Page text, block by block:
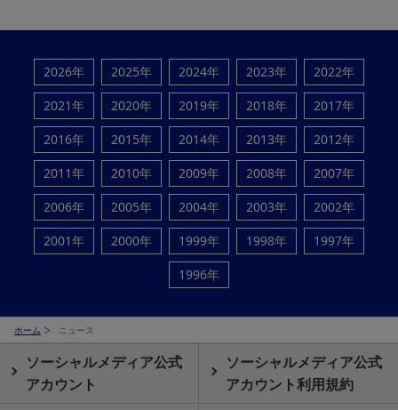
2026年 2025年 2024年 2023年
2022年
2021年
2020年 2019年 2018年
2017年
2016年
2015年 2014年 2013年
2012年
2011年
2010年 2009年 2008年
2007年
2006年
2005年 2004年 2003年
2002年
2001年
2000年 1999年 1998年
1997年
1996年
ホーム ニュース
ソーシャルメディア公式
アカウント
ソーシャルメディア公式
アカウント利用規約